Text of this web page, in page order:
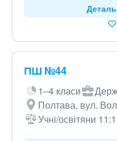
ПШ №44
1–4 класи
Полтава, вул.
Учні/освітяни 11:1